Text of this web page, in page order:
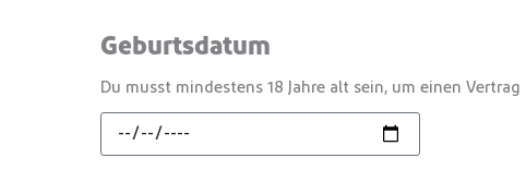
Geburtsdatum
Du musst mindestens 18 Jahre alt sein, um einen Vertrag